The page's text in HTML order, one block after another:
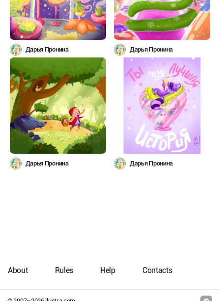
Дарья Пронина Дарья Пронина
Дарья Пронина Дарья Пронина
About Rules Help Contacts